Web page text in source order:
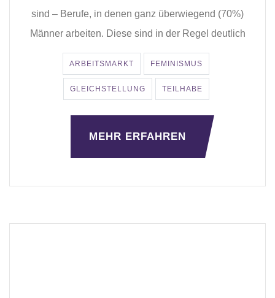
sind – Berufe, in denen ganz überwiegend (70%)
Männer arbeiten. Diese sind in der Regel deutlich
ARBEITSMARKT FEMINISMUS
GLEICHSTELLUNG TEILHABE
MEHR ERFAHREN